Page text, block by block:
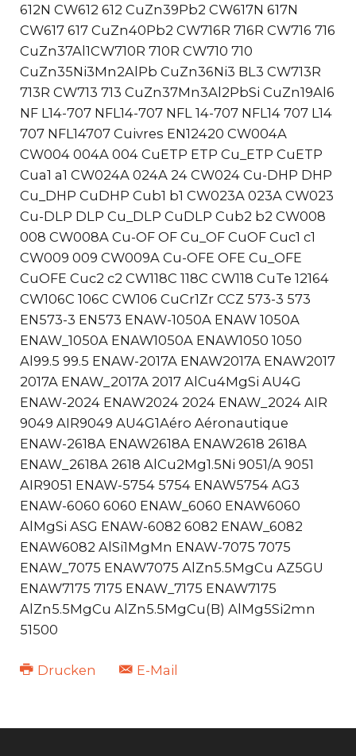
612N CW612 612 CuZn39Pb2 CW617N 617N
CW617 617 CuZn40Pb2 CW716R 716R CW716 716
CuZn37Al1CW710R 710R CW710 710
CuZn35Ni3Mn2AlPb CuZn36Ni3 BL3 CW713R
713R CW713 713 CuZn37Mn3Al2PbSi CuZn19Al6
NF L14-707 NFL14-707 NFL 14-707 NFL14 707 L14
707 NFL14707 Cuivres EN12420 CW004A
CW004 004A 004 CuETP ETP Cu_ETP CuETP
Cua1 a1 CW024A 024A 24 CW024 Cu-DHP DHP
Cu_DHP CuDHP Cub1 b1 CW023A 023A CW023
Cu-DLP DLP Cu_DLP CuDLP Cub2 b2 CW008
008 CW008A Cu-OF OF Cu_OF CuOF Cuc1 c1
CW009 009 CW009A Cu-OFE OFE Cu_OFE
CuOFE Cuc2 c2 CW118C 118C CW118 CuTe 12164
CW106C 106C CW106 CuCr1Zr CCZ 573-3 573
EN573-3 EN573 ENAW-1050A ENAW 1050A
ENAW_1050A ENAW1050A ENAW1050 1050
Al99.5 99.5 ENAW-2017A ENAW2017A ENAW2017
2017A ENAW_2017A 2017 AlCu4MgSi AU4G
ENAW-2024 ENAW2024 2024 ENAW_2024 AIR
9049 AIR9049 AU4G1Aéro Aéronautique
ENAW-2618A ENAW2618A ENAW2618 2618A
ENAW_2618A 2618 AlCu2Mg1.5Ni 9051/A 9051
AIR9051 ENAW-5754 5754 ENAW5754 AG3
ENAW-6060 6060 ENAW_6060 ENAW6060
AlMgSi ASG ENAW-6082 6082 ENAW_6082
ENAW6082 AlSi1MgMn ENAW-7075 7075
ENAW_7075 ENAW7075 AlZn5.5MgCu AZ5GU
ENAW7175 7175 ENAW_7175 ENAW7175
AlZn5.5MgCu AlZn5.5MgCu(B) AlMg5Si2mn
51500
Drucken E-Mail